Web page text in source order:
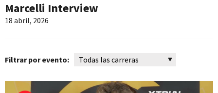
Marcelli Interview
18 abril, 2026
Filtrar por evento: